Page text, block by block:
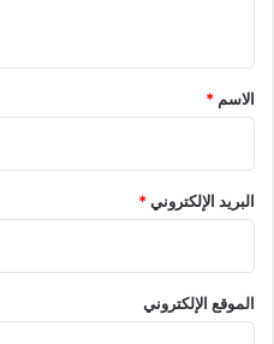
*
الاسم *
البريد الإلكتروني*
الموقع الإلكتروني